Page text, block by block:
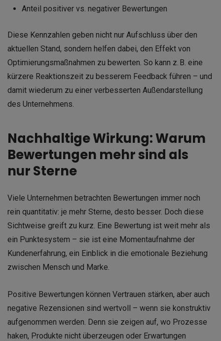
Anteil positiver vs. negativer Bewertungen
Diese Kennzahlen geben nicht nur Aufschluss über den
aktuellen Stand, sondern helfen dabei, den Effekt von
Optimierungsmaßnahmen zu bewerten. So kann z. B. eine
kürzere Reaktionszeit zu besserem Feedback führen – und
damit wiederum zu einer verbesserten Außendarstellung
des Unternehmens.
Nachhaltige Wirkung: Warum
Bewertungen mehr sind als
nur Sterne
Viele Unternehmen betrachten Bewertungen immer noch
rein quantitativ: je mehr Sterne, desto besser. Doch diese
Sichtweise greift zu kurz. Eine Bewertung ist weit mehr als
ein Punktesystem – sie ist eine Momentaufnahme der
Kundenerfahrung, ein Einblick in die emotionale Beziehung
zwischen Mensch und Marke.
Positive Bewertungen können Vertrauen stärken, aber auch
negative Rezensionen sind wertvoll – wenn sie konstruktiv
aufgenommen werden. Denn sie zeigen auf, wo Prozesse
haken, Produkte nicht überzeugen oder Erwartungen